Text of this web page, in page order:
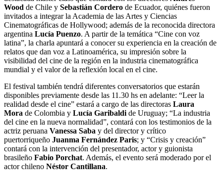
Wood de Chile y Sebastián Cordero de Ecuador, quiénes fueron
invitados a integrar la Academia de las Artes y Ciencias
Cinematográficas de Hollywood; además de la reconocida directora
argentina Lucía Puenzo. A partir de la temática “Cine con voz
latina”, la charla apuntará a conocer su experiencia en la creación de
relatos que dan voz a Latinoamérica, su impresión sobre la
visibilidad del cine de la región en la industria cinematográfica
mundial y el valor de la reflexión local en el cine.
El festival también tendrá diferentes conversatorios que estarán
disponibles previamente desde las 11.30 hs en adelante: “Leer la
realidad desde el cine” estará a cargo de las directoras Laura
Mora de Colombia y Lucía Garibaldi de Uruguay; “La industria
del cine en la nueva normalidad”, contará con los testimonios de la
actriz peruana Vanessa Saba y del director y crítico
puertorriqueño Juanma Fernández Paris; y “Crisis y creación”
contará con la intervención del presentador, actor y guionista
brasileño Fabio Porchat. Además, el evento será moderado por el
actor chileno Néstor Cantillana.